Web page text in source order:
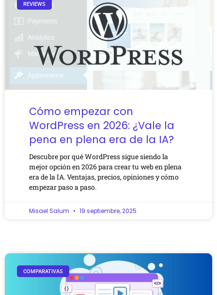
REVIEWS
Cómo empezar con
WordPress en 2026: ¿Vale la
pena en plena era de la IA?
Descubre por qué WordPress sigue siendo la
mejor opción en 2026 para crear tu web en plena
era de la IA. Ventajas, precios, opiniones y cómo
empezar paso a paso.
Misael Salum 19 septiembre, 2025
COMPARATIVAS